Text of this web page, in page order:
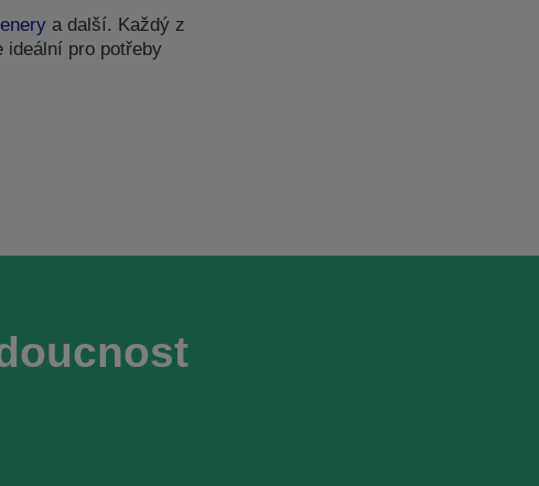
a další. Každý z
ideální pro potřeby